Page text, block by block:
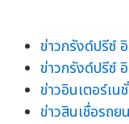
ข่าวกรังด์ปรีซ์
ข่าวกรังด์ปรีซ์
ข่าวอินเตอร์เน
ข่าวสินเชื่อรถย